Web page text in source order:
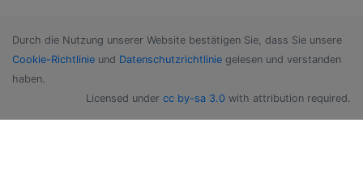
Durch die Nutzung unserer Website bestätigen Sie, dass Sie unsere
Cookie-Richtlinie und Datenschutzrichtlinie gelesen und verstanden
haben.
Licensed under cc by-sa 3.0 with attribution required.